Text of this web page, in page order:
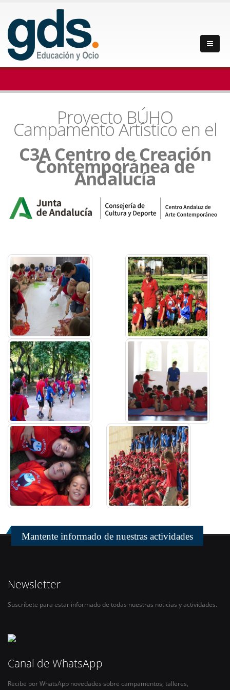
Proyecto BÚHO
Campamento Artístico en el
C3ACentro de Creación
Contemporánea de
Andalucía
Mantente informado de nuestras actividades
Newsletter
Suscríbete para estar informado de todas nuestras noticias y actividades.
Canal de WhatsApp
Recibe por WhatsApp novedades sobre campamentos, talleres,